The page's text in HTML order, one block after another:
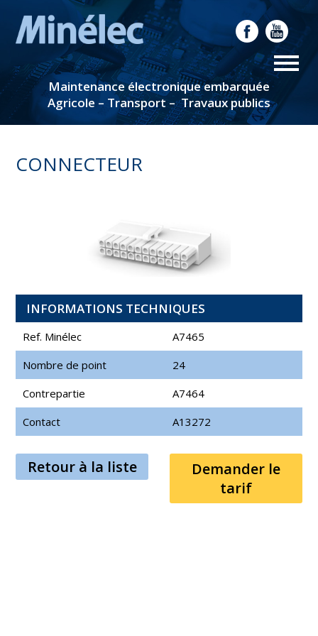
Maintenance électronique embarquée
Agricole – Transport – Travaux publics
CONNECTEUR
INFORMATIONS TECHNIQUES
Ref. Minélec
A7465
Nombre de point
24
Contrepartie
A7464
Contact
A13272
Retour à la liste
Demander le
tarif